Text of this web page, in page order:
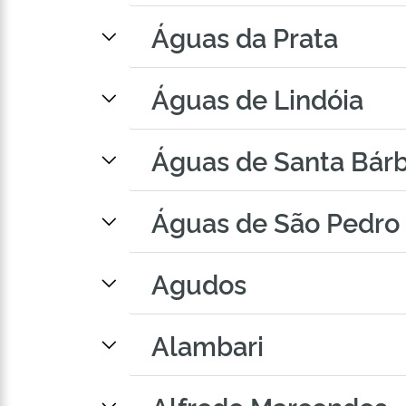
Águas da Prata
Águas de Lindóia
Águas de Santa
Águas de São Pedro
Agudos
Alambari